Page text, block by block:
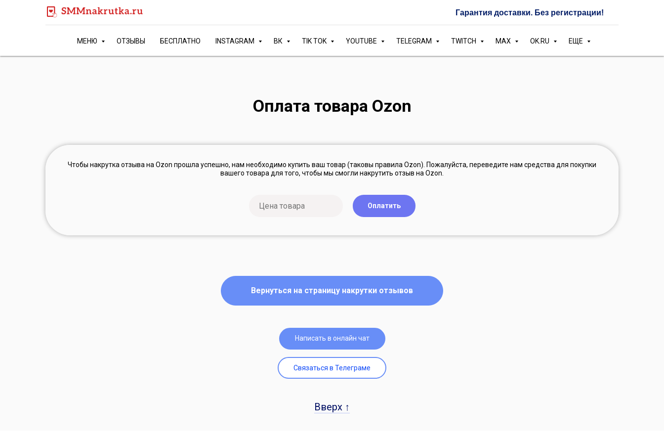
Гарантия доставки. Без регистрации!
МЕНЮ ОТЗЫВЫ БЕСПЛАТНО INSTAGRAM ВК TIK TOK YOUTUBE TELEGRAM TWITCH MAX OK.RU ЕЩЕ
Оплата товара Ozon
Чтобы накрутка отзыва на Ozon прошла успешно, нам необходимо купить ваш товар (таковы правила Ozon). Пожалуйста, переведите нам средства для покупки
вашего товара для того, чтобы мы смогли накрутить отзыв на Ozon.
Оплатить
Вернуться на страницу накрутки отзывов
Написать в онлайн чат
Связаться в Телеграме
Вверх ↑